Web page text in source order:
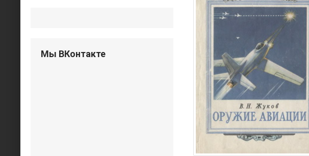
Мы ВКонтакте